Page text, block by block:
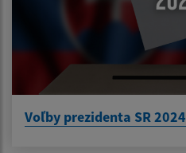
Voľby prezidenta SR 2024